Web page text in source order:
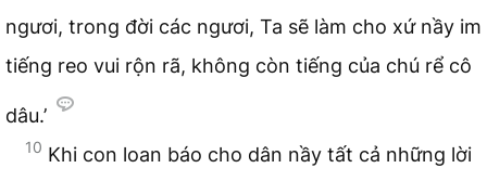
ngươi, trong đời các ngươi, Ta sẽ làm cho xứ nầy im
tiếng reo vui rộn rã, không còn tiếng của chú rể cô
dâu.’
10 Khi con loan báo cho dân nầy tất cả những lời